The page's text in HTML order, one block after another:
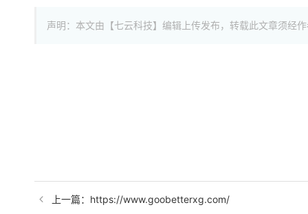
声明：本文由【七云科技】编辑上传发布，转载此文章须经
上一篇：https://www.goobetterxg.com/